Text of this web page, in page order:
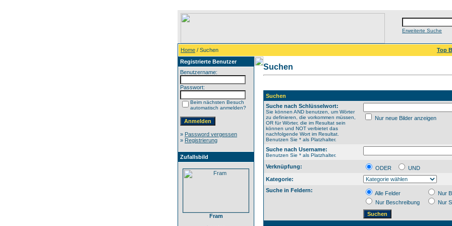
Erweiterte Suche
Home / Suchen
Top
Registrierte Benutzer
Benutzername:
Passwort:
Beim nächsten Besuch
automatisch anmelden?
» Password vergessen
» Registrierung
Zufallsbild
Fram
Suchen
Suchen
Suche nach Schlüsselwort:
Sie können AND benutzen, um Wörter
zu definieren, die vorkommen müssen,
OR für Wörter, die im Resultat sein
können und NOT verbietet das
nachfolgende Wort im Resultat.
Benutzen Sie * als Platzhalter.
Nur neue Bilder anzeigen
Suche nach Username:
Benutzen Sie * als Platzhalter.
Verknüpfung: ODER
UND
Kategorie:
Suche in Feldern:
Alle Felder
Nur
Nur Beschreibung
Nur